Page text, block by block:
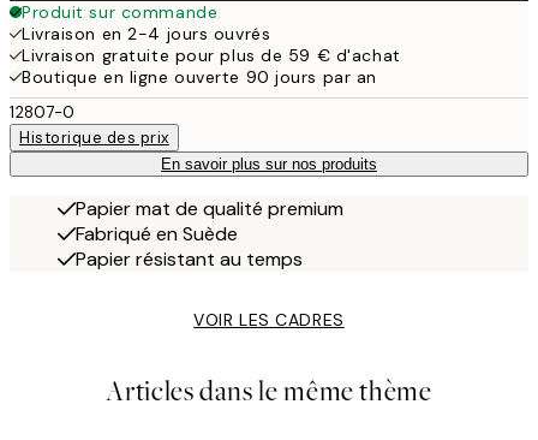
Produit sur commande
Livraison en 2-4 jours ouvrés
Livraison gratuite pour plus de 59 € d'achat
Boutique en ligne ouverte 90 jours par an
12807-0
Historique des prix
En savoir plus sur nos produits
Papier mat de qualité premium
Fabriqué en Suède
Papier résistant au temps
VOIR LES CADRES
Articles dans le même thème